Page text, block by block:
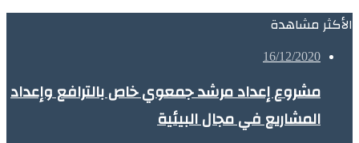
الأكثر مشاهدة
16/12/2020
مشروع إعداد مرشد جمعوي خاص بالترافع وإعداد
المشاريع في مجال البيئية